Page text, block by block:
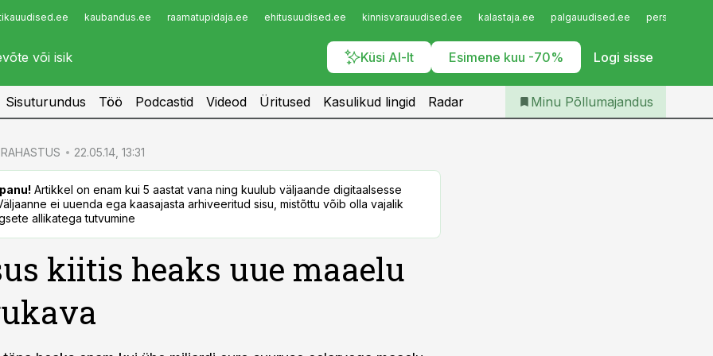
kaubandus.ee raamatupidaja.ee ehitusuudised.ee kinnisvarauudised.ee kalastaja.ee palgauudised.ee
Küsi AI-lt Esimene kuu -70% Logi sisse
Infopank
Iseteenindus
Telli Põllumajandus
Sisuturundus Töö Podcastid Videod Üritused Kasulikud lingid Radar Minu Põllumajandus
22.05.14, 13:31
Artikkel on enam kui 5 aastat vana ning kuulub väljaande digitaalsesse
ei uuenda ega kaasajasta arhiveeritud sisu, mistõttu võib olla vajalik
allikatega tutvumine
kiitis heaks uue maaelu